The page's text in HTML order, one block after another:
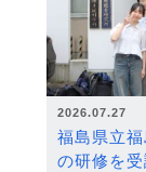
2026.07.27
福島県立
の研修を受